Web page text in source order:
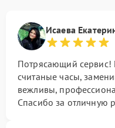
Исаева
Потрясающий
считаные часы,
вежливы,
Спасибо за отличную